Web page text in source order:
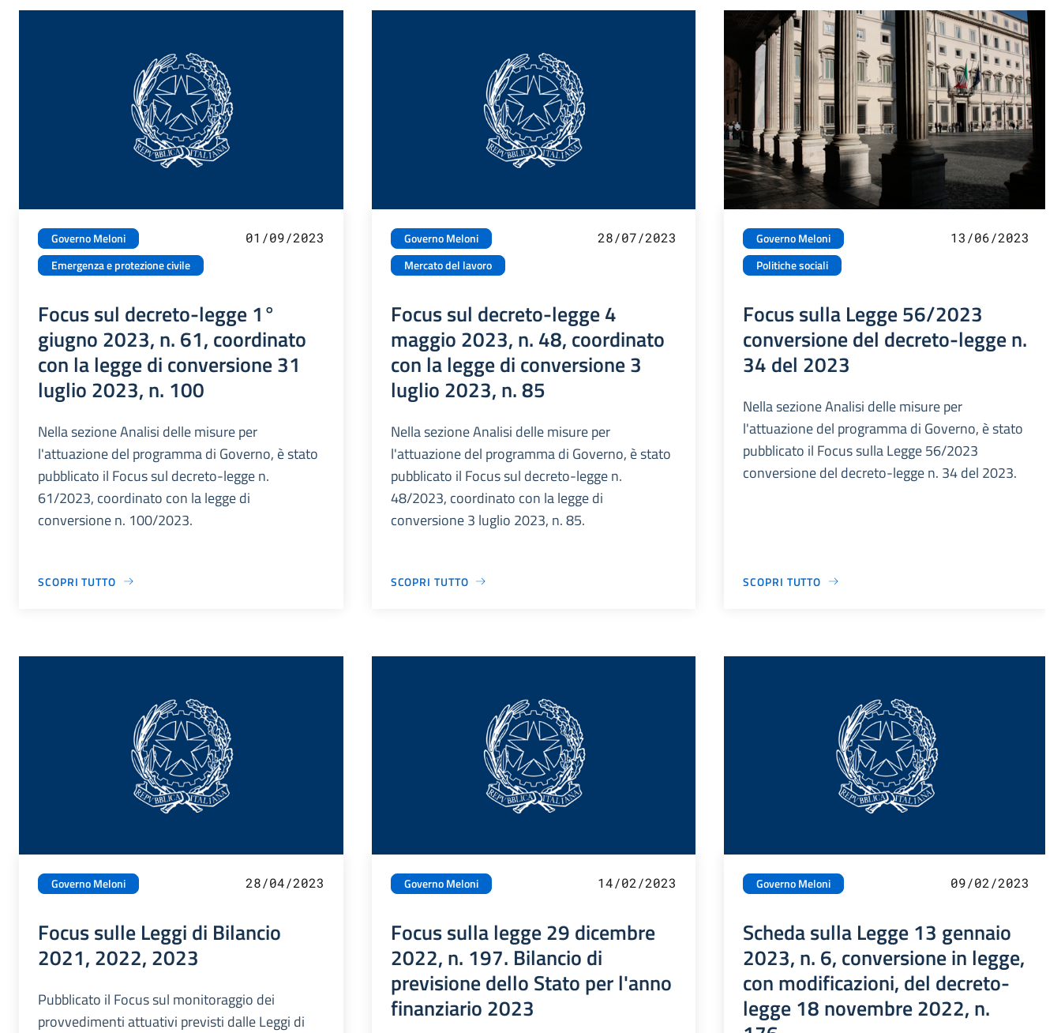
Governo Meloni
Emergenza e protezione civile
01/09/2023
Focus sul decreto-legge 1°
giugno 2023, n. 61, coordinato
con la legge di conversione 31
luglio 2023, n. 100
Nella sezione Analisi delle misure per
l'attuazione del programma di Governo, è stato
pubblicato il Focus sul decreto-legge n.
61/2023, coordinato con la legge di
conversione n. 100/2023.
SCOPRI TUTTO
Governo Meloni
Mercato del lavoro
28/07/2023
Focus sul decreto-legge 4
maggio 2023, n. 48, coordinato
con la legge di conversione 3
luglio 2023, n. 85
Nella sezione Analisi delle misure per
l'attuazione del programma di Governo, è stato
pubblicato il Focus sul decreto-legge n.
48/2023, coordinato con la legge di
conversione 3 luglio 2023, n. 85.
SCOPRI TUTTO
Governo Meloni
Politiche sociali
13/06/2023
Focus sulla Legge 56/2023
conversione del decreto-legge n.
34 del 2023
Nella sezione Analisi delle misure per
l'attuazione del programma di Governo, è stato
pubblicato il Focus sulla Legge 56/2023
conversione del decreto-legge n. 34 del 2023.
SCOPRI TUTTO
Governo Meloni 28/04/2023
Focus sulle Leggi di Bilancio
2021, 2022, 2023
Pubblicato il Focus sul monitoraggio dei
provvedimenti attuativi previsti dalle Leggi di
Governo Meloni 14/02/2023
Focus sulla legge 29 dicembre
2022, n. 197. Bilancio di
previsione dello Stato per l'anno
finanziario 2023
Governo Meloni 09/02/2023
Scheda sulla Legge 13 gennaio
2023, n. 6, conversione in legge,
con modificazioni, del decreto-
legge 18 novembre 2022, n.